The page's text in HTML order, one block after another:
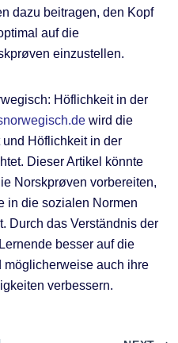
dazu beitragen, den Kopf
auf die
einzustellen.
Höflichkeit in der
wird die
Höflichkeit in der
Dieser Artikel könnte
Norskprøven vorbereiten,
in die sozialen Normen
Durch das Verständnis der
besser auf die
möglicherweise auch ihre
verbessern.